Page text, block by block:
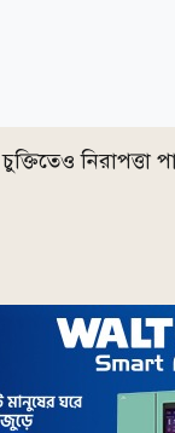
নিরাপত্তা